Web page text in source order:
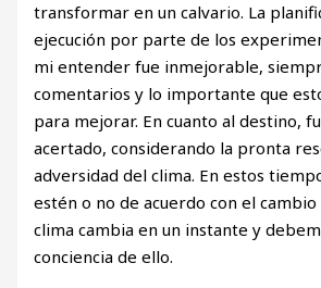
transformar en un calvario. La
ejecución por parte de los
mi entender fue inmejorable,
comentarios y lo importante que
para mejorar. En cuanto al destino,
acertado, considerando la pronta
adversidad del clima. En estos
estén o no de acuerdo con el
clima cambia en un instante y
conciencia de ello.